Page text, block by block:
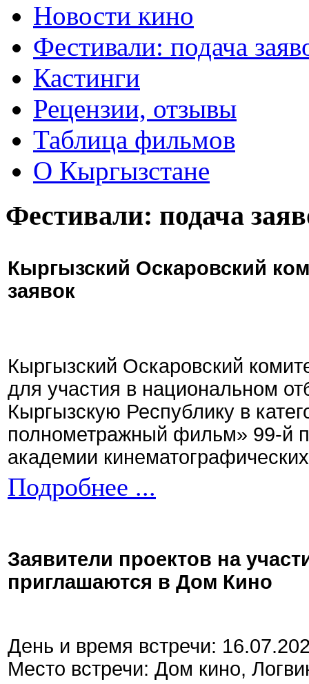
Новости кино
Фестивали: подача
Кастинги
Рецензии, отзывы
Таблица фильмов
О Кыргызстане
Фестивали: подача
Кыргызский Оскаровский
заявок
Кыргызский Оскаровский
для участия в национальном
Кыргызскую Республику в
полнометражный фильм» 99-й
академии
Подробнее ...
Заявители проектов на
приглашаются в Дом Кино
День и время встречи:
Место встречи: Дом кино,